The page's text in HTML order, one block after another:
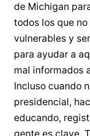
de Michigan
todos los que
vulnerables y
para ayudar a
mal informados
Incluso cuando
presidencial,
educando,